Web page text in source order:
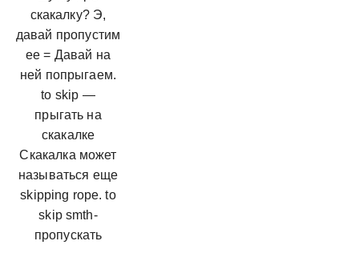
скакалку? Э,
давай пропустим
ее = Давай на
ней попрыгаем.
to skip —
прыгать на
скакалке
Скакалка может
называться еще
skipping rope. to
skip smth-
пропускать